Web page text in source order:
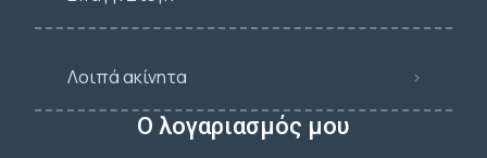
Λοιπά ακίνητα
Ο λογαριασμός μου